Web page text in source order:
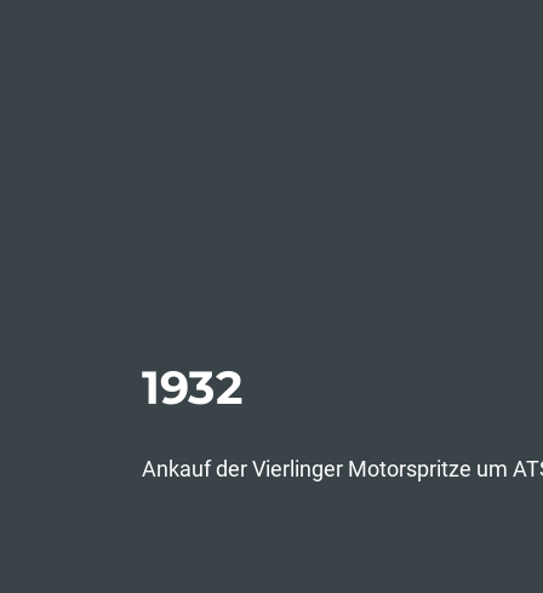
1932
Ankauf der Vierlinger Motorspritze um